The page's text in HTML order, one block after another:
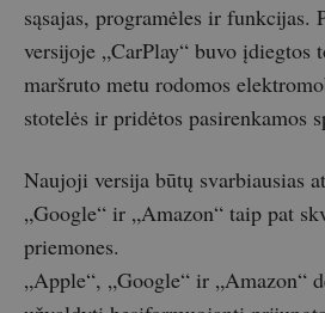
sąsajas, programėles ir funkcijas.
versijoje „CarPlay“ buvo įdiegtos
maršruto metu rodomos
stotelės ir pridėtos pasirenkamos
Naujoji versija būtų svarbiausias
„Google“ ir „Amazon“ taip pat
priemones.
„Apple“, „Google“ ir „Amazon“